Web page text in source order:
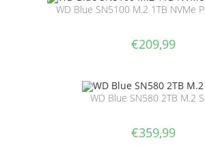
WD Blue SN5100 M.2 1TB NVMe
€209,99
WD Blue SN580 2TB M.2
€359,99